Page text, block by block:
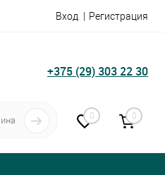
Вход Регистрация
+375 (29) 303 22 30
0 0